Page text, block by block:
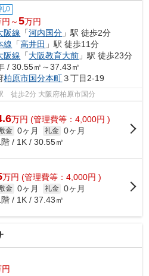
0
円～5万円
阪線 「河内国分 」駅 徒歩2分
線 「高井田 」駅 徒歩11分
阪線 「大阪教育大前 」駅 徒歩23分
/ 30.55㎡～37.43㎡
柏原市国分本町３丁目2-19
徒歩2分 大阪府柏原市国分
万円 (管理費等：4,000円 )
金 0ヶ月 礼金 0ヶ月
階 / 1K / 30.55㎡
万円 (管理費等：4,000円 )
金 0ヶ月 礼金 0ヶ月
階 / 1K / 37.43㎡